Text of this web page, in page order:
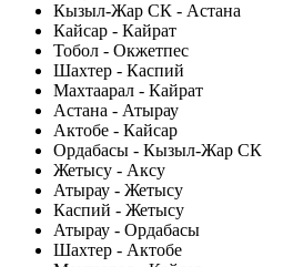
Кызыл-Жар СК - Астана
Кайсар - Кайрат
Тобол - Окжетпес
Шахтер - Каспий
Махтаарал - Кайрат
Астана - Атырау
Актобе - Кайсар
Ордабасы - Кызыл-Жар СК
Жетысу - Аксу
Атырау - Жетысу
Каспий - Жетысу
Атырау - Ордабасы
Шахтер - Актобе